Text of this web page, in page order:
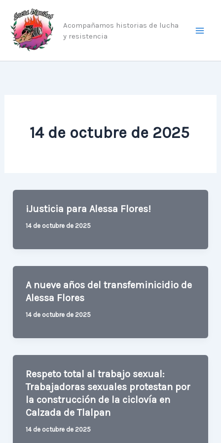
contenido
Acompañamos historias de lucha
y resistencia
14 de octubre de 2025
¡Justicia para Alessa Flores!
14 de octubre de 2025
A nueve años del transfeminicidio de
Alessa Flores
14 de octubre de 2025
Respeto total al trabajo sexual:
Trabajadoras sexuales protestan por
la construcción de la ciclovía en
Calzada de Tlalpan
14 de octubre de 2025